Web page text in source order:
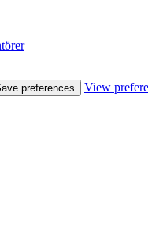
preferences View